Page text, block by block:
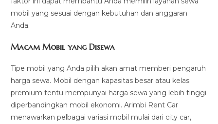
mobil yang sesuai dengan kebutuhan dan anggaran
Anda.
Macam Mobil yang Disewa
Tipe mobil yang Anda pilih akan amat memberi pengaruh
harga sewa. Mobil dengan kapasitas besar atau kelas
premium tentu mempunyai harga sewa yang lebih tinggi
diperbandingkan mobil ekonomi. Arimbi Rent Car
menawarkan pelbagai variasi mobil mulai dari city car,